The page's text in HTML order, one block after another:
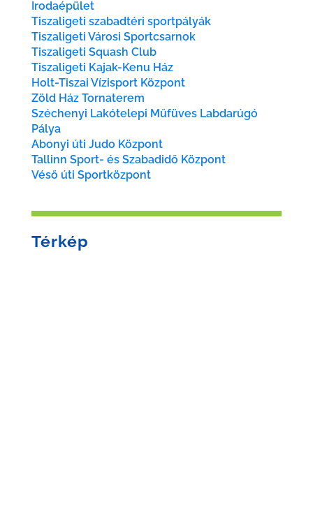
Irodaépület
Tiszaligeti szabadtéri sportpályák
Tiszaligeti Városi Sportcsarnok
Tiszaligeti Squash Club
Tiszaligeti Kajak-Kenu Ház
Holt-Tiszai Vízisport Központ
Zöld Ház Tornaterem
Széchenyi Lakótelepi Műfüves Labdarúgó
Pálya
Abonyi úti Judo Központ
Tallinn Sport- és Szabadidő Központ
Véső úti Sportközpont
Térkép